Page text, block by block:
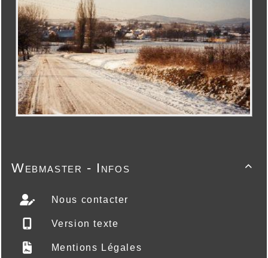

Webmaster - Infos
Nous contacter
Version texte
Mentions Légales